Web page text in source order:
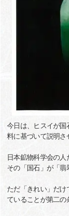
今日は、ヒスイが国
料に基づいて説明さ
日本鉱物科学会の人
その「国石」が「翡
ただ「きれい」だ
ていることが第二の